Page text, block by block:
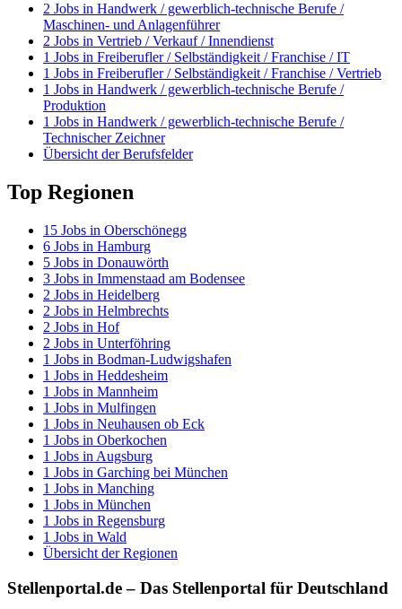
2 Jobs in Handwerk / gewerblich-technische Berufe /
Maschinen- und Anlagenführer
2 Jobs in Vertrieb / Verkauf / Innendienst
1 Jobs in Freiberufler / Selbständigkeit / Franchise / IT
1 Jobs in Freiberufler / Selbständigkeit / Franchise / Vertrieb
1 Jobs in Handwerk / gewerblich-technische Berufe /
Produktion
1 Jobs in Handwerk / gewerblich-technische Berufe /
Technischer Zeichner
Übersicht der Berufsfelder
Top Regionen
15 Jobs in Oberschönegg
6 Jobs in Hamburg
5 Jobs in Donauwörth
3 Jobs in Immenstaad am Bodensee
2 Jobs in Heidelberg
2 Jobs in Helmbrechts
2 Jobs in Hof
2 Jobs in Unterföhring
1 Jobs in Bodman-Ludwigshafen
1 Jobs in Heddesheim
1 Jobs in Mannheim
1 Jobs in Mulfingen
1 Jobs in Neuhausen ob Eck
1 Jobs in Oberkochen
1 Jobs in Augsburg
1 Jobs in Garching bei München
1 Jobs in Manching
1 Jobs in München
1 Jobs in Regensburg
1 Jobs in Wald
Übersicht der Regionen
Stellenportal.de – Das Stellenportal für Deutschland